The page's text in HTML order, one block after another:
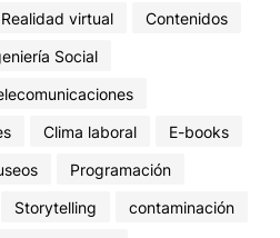
Realidad virtual
Contenidos
Social
Clima laboral
E-books
Programación
Storytelling
contaminación